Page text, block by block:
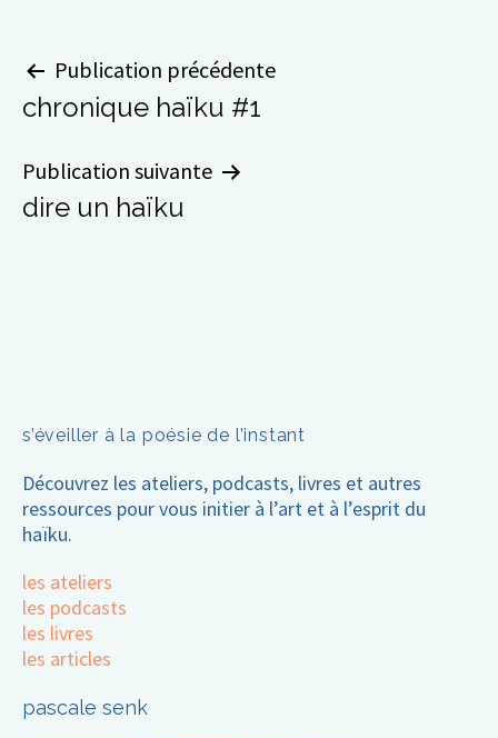
Navigation
de
l’article
Publication précédente
chronique haïku #1
Publication suivante
dire un haïku
s’éveiller à la poésie de l’instant
Découvrez les ateliers, podcasts, livres et autres
ressources pour vous initier à l’art et à l’esprit du
haïku.
les ateliers
les podcasts
les livres
les articles
pascale senk